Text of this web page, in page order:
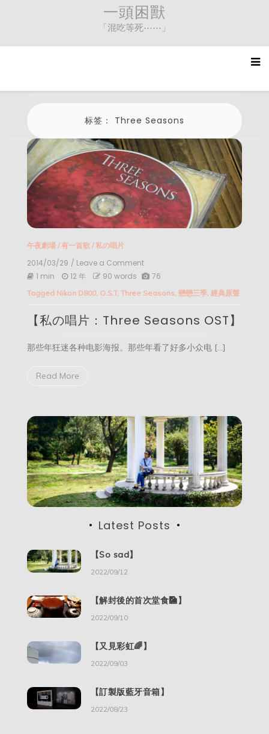
一頭困獸
「混吃等死⋯⋯」
标签： Three Seasons
午夜劇場/有一首歌/私の唱片
2014/03/29 / Leave a Commenton
【私
唱
Three
Seasons
1 min 12 年 90 words 76
Tagged Nikon D800, O.S.T, Three Seasons, 戀戀三季, 經典原聲
【私の唱片：Three Seasons OST】
那些年狂迷各种电影海报。那些年看了好多小众电 […]
Read More
Latest Posts
【So sad】
2022/09/12
【解封後的首次堂食🎑】
2022/09/10
【又見彩虹🌈】
2022/09/03
【訂製版藍牙音箱】
2022/08/23